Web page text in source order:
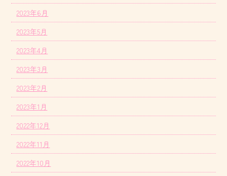
2023年6月
2023年5月
2023年4月
2023年3月
2023年2月
2023年1月
2022年12月
2022年11月
2022年10月